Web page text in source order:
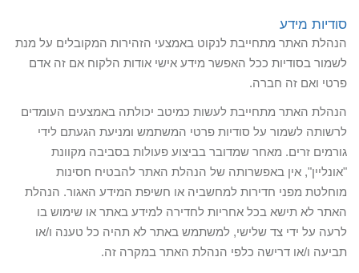
סודיות מידע
הנהלת האתר מתחייבת לנקוט באמצעי הזהירות המקובלים על מנת
לשמור בסודיות ככל האפשר מידע אישי אודות הלקוח אם זה אדם
פרטי ואם זה חברה.
הנהלת האתר מתחייבת לעשות כמיטב יכולתה באמצעים העומדים
לרשותה לשמור על סודיות פרטי המשתמש ומניעת הגעתם לידי
גורמים זרים. מאחר שמדובר בביצוע פעולות בסביבה מקוונת
"אונליין", אין באפשרותה של הנהלת האתר להבטיח חסינות
מוחלטת מפני חדירות למחשביה או חשיפת המידע האגור. הנהלת
האתר לא תישא בכל אחריות לחדירה למידע באתר או שימוש בו
לרעה על ידי צד שלישי, למשתמש באתר לא תהיה כל טענה ו/או
תביעה ו/או דרישה כלפי הנהלת האתר במקרה זה.